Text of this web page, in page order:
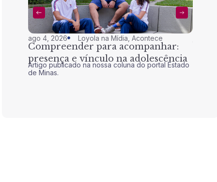
ago 4, 2026 Loyola na Mídia ,Acontece
Compreender para acompanhar:
presença e vínculo na adolescência
Artigo publicado na nossa coluna do portal Estado
de Minas.